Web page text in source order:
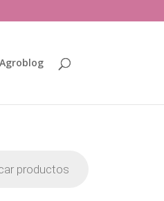
Agroblog